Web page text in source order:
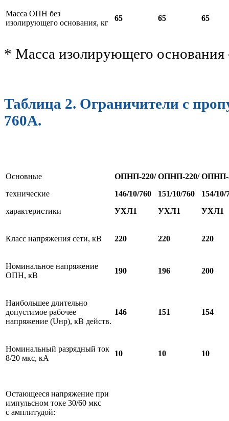
Масса ОПН без
изолирующего основания, кг
65 65 65
* Масса изолирующего основания
Таблица 2. Ограничители с
760А.
Основные
технические
характеристики
ОПНП-220/
146/10/760
УХЛ1
ОПНП-220/
151/10/760
УХЛ1
ОПНП-
154/10/
УХЛ1
Класс напряжения сети, кВ 220 220 220
Номинальное напряжение
ОПН, кВ
190 196 200
Наибольшее длительно
допустимое рабочее
напряжение (Uнр), кВ действ.
146 151 154
Номинальный разрядный ток
8/20 мкс, кА
10 10 10
Остающееся напряжение при
импульсном токе 30/60 мкс
с амплитудой: